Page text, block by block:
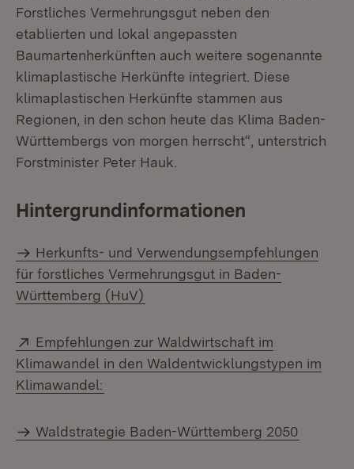
Forstliches Vermehrungsgut neben den
etablierten und lokal angepassten
Baumartenherkünften auch weitere sogenannte
klimaplastische Herkünfte integriert. Diese
klimaplastischen Herkünfte stammen aus
Regionen, in den schon heute das Klima Baden-
Württembergs von morgen herrscht“, unterstrich
Forstminister Peter Hauk.
Hintergrundinformationen
Herkunfts- und Verwendungsempfehlungen
für forstliches Vermehrungsgut in Baden-
Württemberg (HuV)
Extern:
Empfehlungen zur Waldwirtschaft im
Klimawandel in den Waldentwicklungstypen im
Klimawandel:
Waldstrategie Baden-Württemberg 2050